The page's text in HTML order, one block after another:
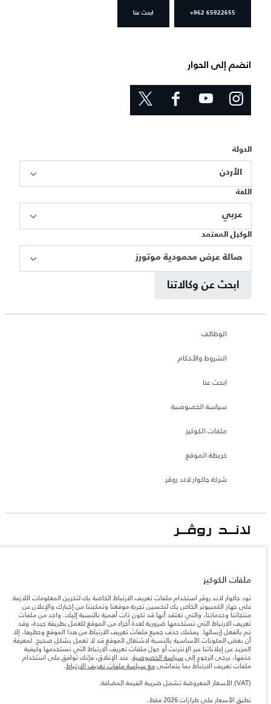
+962 65922655 ابحث عنا
انضم إلى الحوار
الدولة
الأردن
اللغة
عربي
الوكيل المعتمد
صالة عرض محمودية موتورز
ابحث عن وكالاتنا
الوظائف
الشروط والأحكام
ابحث عنا
سياسة الخصوصية
ملفات الكوكيز
خريطة الموقع
شركة جاكوار لاند روڤر
تعكس الأوزان المذكورة مواصفات السيارة القياسية. سوف تؤثر الإكسسوارات وغيرها من
والحد الأقصى لأحمال المحور عند تحميل السيارة بالإكسسوارات والركاب والسوائل والوقود
والحمولة.
المعلومات والمواصفات والأسعار والألوان المذكورة على هذا الموقع قد تختلف من بلد إلى
آخر، كما أنّها قد تتغير بدون إشعار مسبق. الرجاء التواصل مع وكيلنا المحلي للتأكد من توفّرها
والتحقق من الأسعار.
ملاحظة مهمة حول الصور والمواصفات.إن النقص العالمي في أشباه الموصلات يؤثر حاليًا
في مواصفات تصميم السيارات وتوفر الخيارات وتوقيتات التصاميم. هذا ظرف ديناميكي
للغاية، ونتيجة لذلك، قد لا تمثّل الصور المستخدَمة ضمن موقع الويب حاليًا المواصفات الحالية
بالكامل بالنسبة إلى الميزات والخيارات والحلية ومجموعات الألوان. يرجى استشارة وكيلك الذي
سيتمكّن من تأكيد أي تقييدات حالية معك للسماح لك باتخاذ قرار مدروس
ملفات الكوكيز
تود جاكوار لاند روڤر استخدام ملفات تعريف الارتباط الخاصة بك لتخزين المعلومات اللازمة
على جهاز الكمبيوتر الخاص بك لتحسين تجربة موقعنا وتمكيننا من إخبارك والإعلان عن
منتجاتنا وخدماتنا، والتي نعتقد أنها قد تكون ذات أهمية بالنسبة إليك. واحد من ملفات
تعريف الارتباط التي نستخدمها ضرورية لعدة أجزاء من الموقع للعمل بطريقة جيدة، وقد
تم بالفعل إرسالها. يمكنك حذف جميع ملفات تعريف الارتباط من هذا الموقع وحظرها، إلا
أن بعض المكونات الأساسية بالنسبة لاشتغال الموقع قد لا تعمل بشكل صحيح. لمعرفة
المزيد عن إعلاناتنا عبر الإنترنت أو حول ملفات تعريف الارتباط التي نستخدمها وكيفية
حذفها، يرجى الرجوع إلى سياسة الخصوصية. عند الإغلاق، فإنك توافق على استخدام
ملفات تعريف الارتباط بما يتماشىمع سياسة ملفات تعريف الارتباط.
(VAT) الأسعار المعروضة تشمل ضريبة القيمة المضافة.
تطبق الأسعار على طرازات 2026 فقط.‎